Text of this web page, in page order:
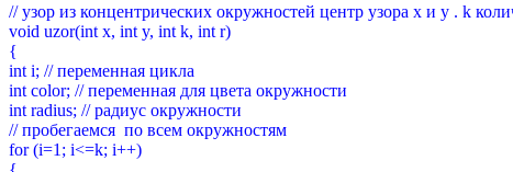
// узор из концентрических окружностей центр узора x и y . k
void uzor(int x, int y, int k, int r)
{
int i; // переменная цикла
int color; // переменная для цвета окружности
int radius; // радиус окружности
// пробегаемся по всем окружностям
for (i=1; i<=k; i++)